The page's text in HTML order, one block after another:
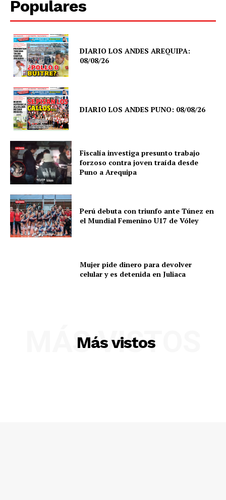
SUSCRIBETE
Diario los Andes
Populares
DIARIO LOS ANDES AREQUIPA:
08/08/26
DIARIO LOS ANDES PUNO: 08/08/26
Fiscalía investiga presunto trabajo
forzoso contra joven traída desde
Puno a Arequipa
Perú debuta con triunfo ante Túnez en
el Mundial Femenino U17 de Vóley
Mujer pide dinero para devolver
celular y es detenida en Juliaca
Más vistos
MÁS VISTOS